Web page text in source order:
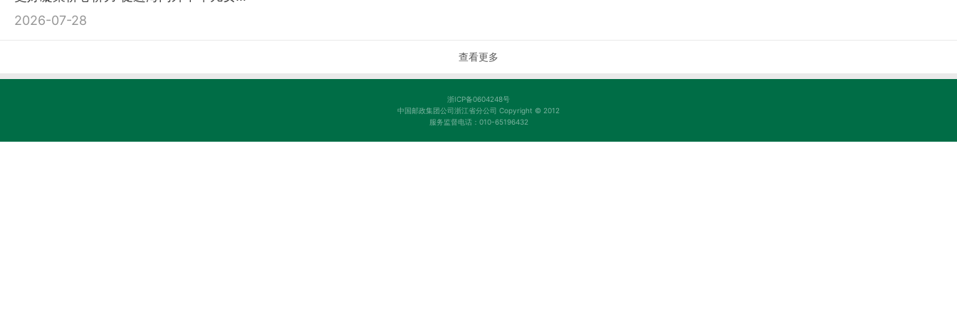
2026-07-28
查看更多
浙ICP备0604248号
中国邮政集团公司浙江省分公司 Copyright © 2012
服务监督电话：010-65196432